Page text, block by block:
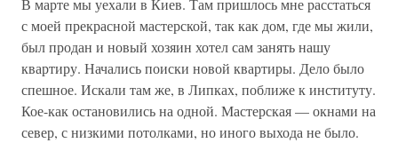
В марте мы уехали в Киев. Там пришлось мне расстаться
с моей прекрасной мастерской, так как дом, где мы жили,
был продан и новый хозяин хотел сам занять нашу
квартиру. Начались поиски новой квартиры. Дело было
спешное. Искали там же, в Липках, поближе к институту.
Кое-как остановились на одной. Мастерская — окнами на
север, с низкими потолками, но иного выхода не было.